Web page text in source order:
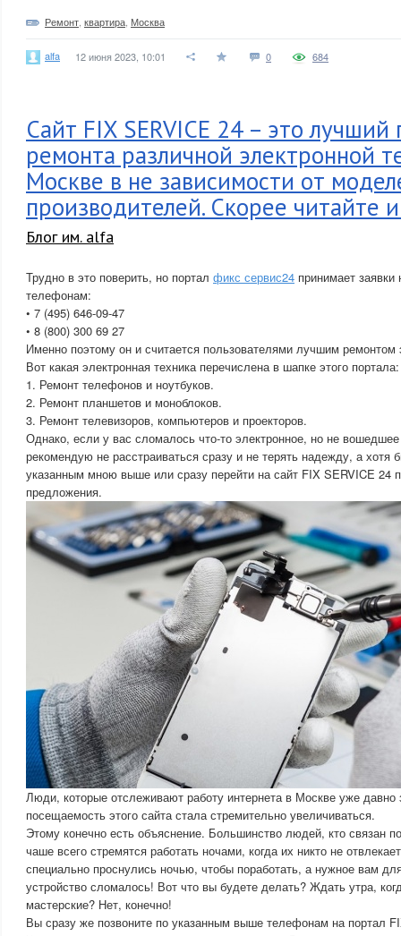
Ремонт квартира Москва
alfa 12 июня 2023, 10:01 0 684
Сайт FIX SERVICE 24 – это лучший
ремонта различной электронной
Москве в не зависимости от
производителей. Скорее читайте
Блог им. alfa
Трудно в это поверить, но портал фикс сервис24 принимает заявки
телефонам:
• 7 (495) 646-09-47
• 8 (800) 300 69 27
Именно поэтому он и считается пользователями лучшим ремонтом
Вот какая электронная техника перечислена в шапке этого портала:
1. Ремонт телефонов и ноутбуков.
2. Ремонт планшетов и моноблоков.
3. Ремонт телевизоров, компьютеров и проекторов.
Однако, если у вас сломалось что-то электронное, но не
рекомендую не расстраиваться сразу и не терять надежду, а хотя
указанным мною выше или сразу перейти на сайт FIX SERVICE 24
предложения.
Люди, которые отслеживают работу интернета в Москве уже давно
посещаемость этого сайта стала стремительно увеличиваться.
Этому конечно есть объяснение. Большинство людей, кто связан
чаше всего стремятся работать ночами, когда их никто не
специально проснулись ночью, чтобы поработать, а нужное вам
устройство сломалось! Вот что вы будете делать? Ждать утра,
мастерские? Нет, конечно!
Вы сразу же позвоните по указанным выше телефонам на портал